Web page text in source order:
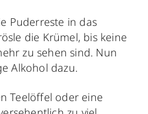
Puderreste in das
die Krümel, bis keine
zu sehen sind. Nun
Alkohol dazu.
Teelöffel oder eine